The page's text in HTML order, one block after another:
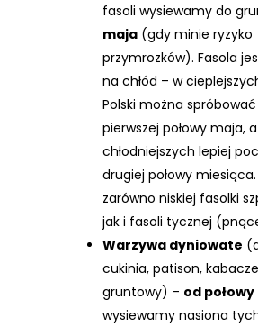
fasoli wysiewamy do
maja (gdy minie ryzyko
przymrozków). Fasola
na chłód – w
Polski można
pierwszej połowy maja,
chłodniejszych lepiej
drugiej połowy
zarówno niskiej fasolki
jak i fasoli tycznej
Warzywa dyniowate
cukinia, patison,
gruntowy) – od
wysiewamy nasiona